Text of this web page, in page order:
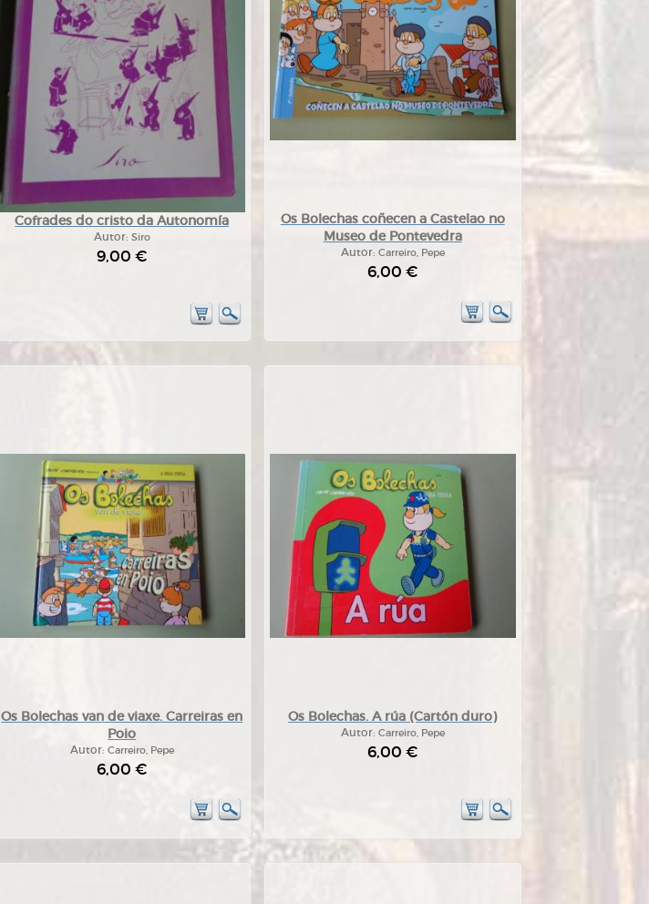
Cofrades do cristo da Autonomía
Autor: Siro
9,00 €
Os Bolechas coñecen a Castelao no
Museo de Pontevedra
Autor: Carreiro, Pepe
6,00 €
Os Bolechas van de viaxe. Carreiras en
Poio
Autor: Carreiro, Pepe
6,00 €
Os Bolechas. A rúa (Cartón duro)
Autor: Carreiro, Pepe
6,00 €